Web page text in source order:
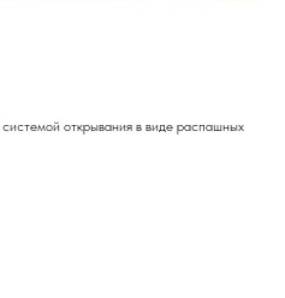
открывания в виде распашных